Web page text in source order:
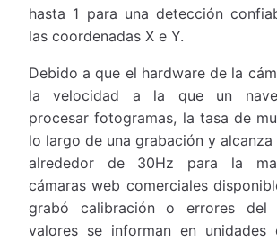
hasta 1 para una detección
las coordenadas X e Y.
Debido a que el hardware de la
la velocidad a la que un
procesar fotogramas, la tasa de
lo largo de una grabación y
alrededor de 30Hz para la
cámaras web comerciales
grabó calibración o errores del
valores se informan en unidades